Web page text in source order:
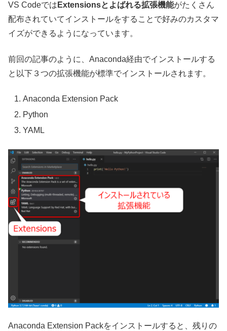
VS Codeでは Extensionsとよばれる拡張機能がたくさん
配布されていてインストールをすることで好みのカスタマ
イズができるようになっています。
前回の記事のように、Anaconda経由でインストールする
と以下３つの拡張機能が標準でインストールされます。
Anaconda Extension Pack
Python
YAML
Anaconda Extension Packをインストールすると、残りの